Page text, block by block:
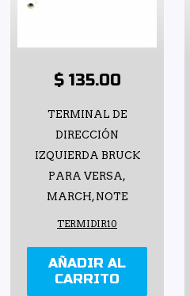
$ 135.00
TERMINAL DE
DIRECCIÓN
IZQUIERDA BRUCK
PARA VERSA,
MARCH, NOTE
TERMIDIR10
AÑADIR AL
CARRITO